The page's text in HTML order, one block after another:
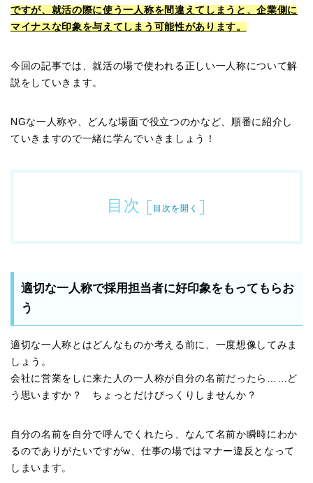
ですが、就活の際に使う一人称を間違えてしまうと、企業側に
マイナスな印象を与えてしまう可能性があります。
今回の記事では、就活の場で使われる正しい一人称について解
説をしていきます。
NGな一人称や、どんな場面で役立つのかなど、順番に紹介し
ていきますので一緒に学んでいきましょう！
目次 [ 目次を開く ]
適切な一人称で採用担当者に好印象をもってもらお
う
適切な一人称とはどんなものか考える前に、一度想像してみま
しょう。
会社に営業をしに来た人の一人称が自分の名前だったら……ど
う思いますか？ ちょっとだけびっくりしませんか？
自分の名前を自分で呼んでくれたら、なんて名前か瞬時にわか
るのでありがたいですがw、仕事の場ではマナー違反となって
しまいます。